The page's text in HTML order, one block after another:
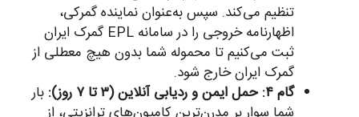
تنظیم می‌کند. سپس به‌عنوان نماینده گمرکی،
اظهارنامه خروجی را در سامانه EPL گمرک ایران
ثبت می‌کنیم تا محموله شما بدون هیچ معطلی از
گمرک ایران خارج شود.
گام ۴: حمل ایمن و ردیابی آنلاین (۳ تا ۷ روز):
بار